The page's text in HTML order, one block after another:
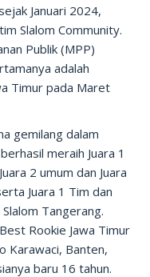
Januari 2024,
Slalom Community.
Publik (MPP)
adalah
Timur pada Maret
gemilang dalam
meraih Juara 1
2 umum dan Juara
Juara 1 Tim dan
Tangerang.
Rookie Jawa Timur
Karawaci, Banten,
baru 16 tahun.